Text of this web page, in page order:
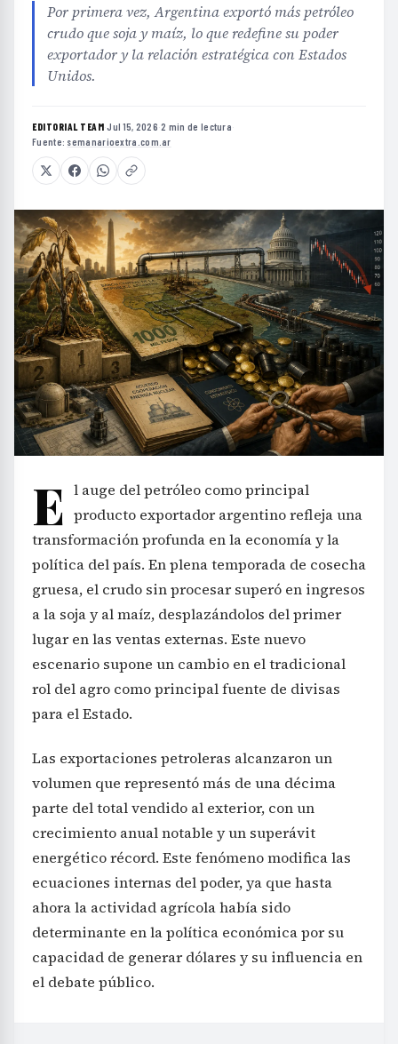
Por primera vez, Argentina exportó más petróleo
crudo que soja y maíz, lo que redefine su poder
exportador y la relación estratégica con Estados
Unidos.
EDITORIAL TEAM·Jul 15, 2026·2 min de lectura·
Fuente: semanarioextra.com.ar
E l auge del petróleo como principal
producto exportador argentino refleja una
transformación profunda en la economía y la
política del país. En plena temporada de cosecha
gruesa, el crudo sin procesar superó en ingresos
a la soja y al maíz, desplazándolos del primer
lugar en las ventas externas. Este nuevo
escenario supone un cambio en el tradicional
rol del agro como principal fuente de divisas
para el Estado.
Las exportaciones petroleras alcanzaron un
volumen que representó más de una décima
parte del total vendido al exterior, con un
crecimiento anual notable y un superávit
energético récord. Este fenómeno modifica las
ecuaciones internas del poder, ya que hasta
ahora la actividad agrícola había sido
determinante en la política económica por su
capacidad de generar dólares y su influencia en
el debate público.